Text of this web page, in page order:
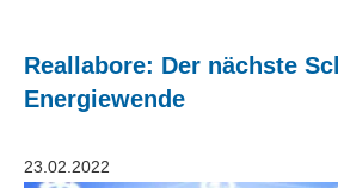
Reallabore: Der nächste
Energiewende
23.02.2022